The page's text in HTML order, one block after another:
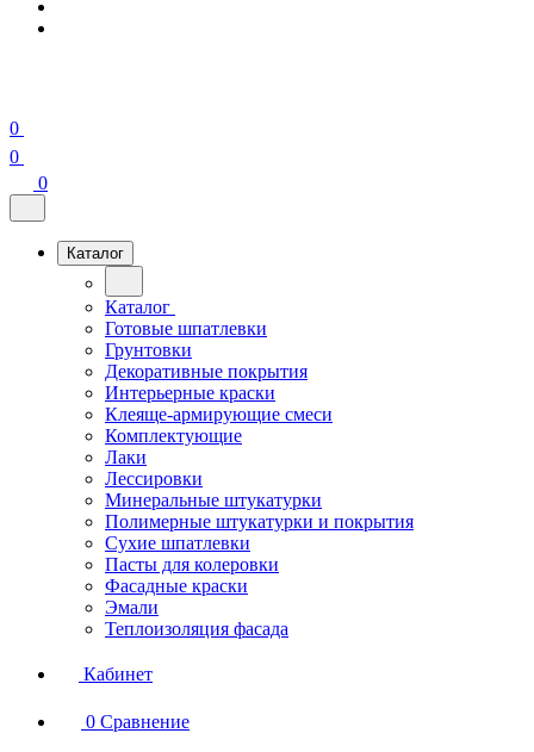
0
0
0
Каталог
Каталог
Готовые шпатлевки
Грунтовки
Декоративные покрытия
Интерьерные краски
Клеяще-армирующие смеси
Комплектующие
Лаки
Лессировки
Минеральные штукатурки
Полимерные штукатурки и покрытия
Сухие шпатлевки
Пасты для колеровки
Фасадные краски
Эмали
Теплоизоляция фасада
Кабинет
0 Сравнение